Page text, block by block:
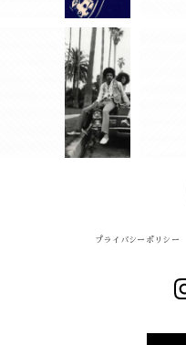
プライバシーポリシー